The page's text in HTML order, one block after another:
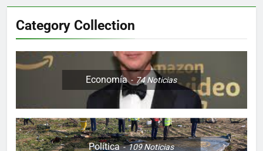
Category Collection
Economía 74Noticias
Política 109Noticias